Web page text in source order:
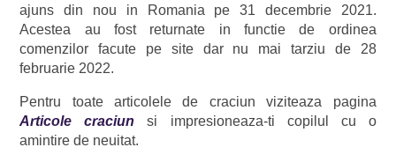
ajuns din nou in Romania pe 31 decembrie 2021.
Acestea au fost returnate in functie de ordinea
comenzilor facute pe site dar nu mai tarziu de 28
februarie 2022.
Pentru toate articolele de craciun viziteaza pagina
Articole craciun
si impresioneaza-ti copilul cu o
amintire de neuitat.